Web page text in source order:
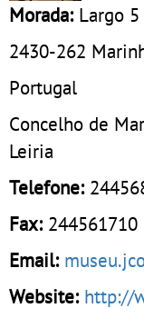
Morada: Largo
2430-262
Portugal
Concelho de
Leiria
Telefone:
Fax: 244561710
Email:
Website: http://